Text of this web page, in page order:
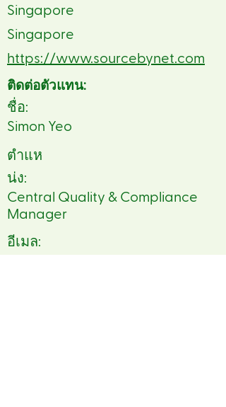
Singapore
Singapore
https://www.sourcebynet.com
ติดต่อตัวแทน:
ชื่อ:
Simon Yeo
ตำแห
น่ง:
Central Quality & Compliance
Manager
อีเมล: